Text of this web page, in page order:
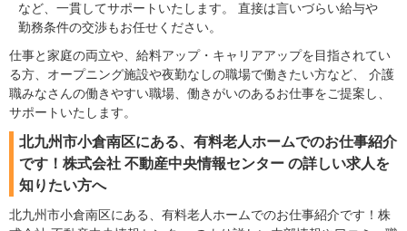
など、一貫してサポートいたします。 直接は言いづらい給与や
勤務条件の交渉もお任せください。
仕事と家庭の両立や、給料アップ・キャリアアップを目指されてい
る方、オープニング施設や夜勤なしの職場で働きたい方など、 介護
職みなさんの働きやすい職場、働きがいのあるお仕事をご提案し、
サポートいたします。
北九州市小倉南区にある、有料老人ホームでのお仕事紹介
です！株式会社 不動産中央情報センター の詳しい求人を
知りたい方へ
北九州市小倉南区にある、有料老人ホームでのお仕事紹介です！株